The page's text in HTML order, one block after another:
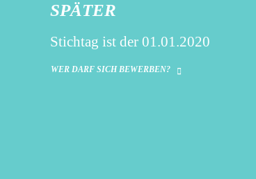
SPÄTER
Stichtag ist der 01.01.2020
WER DARF SICH BEWERBEN?